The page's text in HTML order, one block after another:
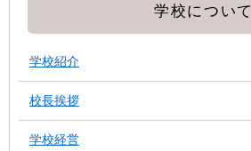
学校について
学校紹介
校長挨拶
学校経営